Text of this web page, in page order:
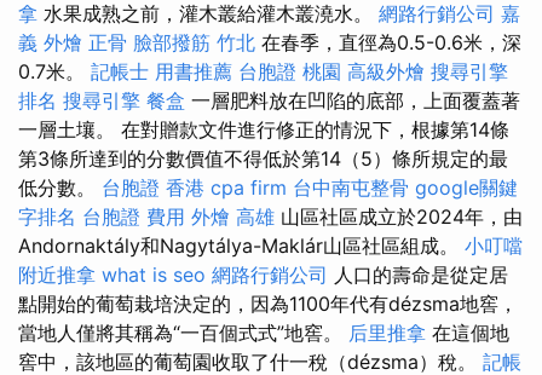
拿 水果成熟之前，灌木叢給灌木叢澆水。 網路行銷公司 嘉
義 外燴 正骨 臉部撥筋 竹北 在春季，直徑為0.5-0.6米，深
0.7米。 記帳士 用書推薦 台胞證 桃園 高級外燴 搜尋引擎
排名 搜尋引擎 餐盒 一層肥料放在凹陷的底部，上面覆蓋著
一層土壤。 在對贈款文件進行修正的情況下，根據第14條
第3條所達到的分數價值不得低於第14（5）條所規定的最
低分數。 台胞證 香港 cpa firm 台中南屯整骨 google關鍵
字排名 台胞證 費用 外燴 高雄 山區社區成立於2024年，由
Andornaktály和Nagytálya-Maklár山區社區組成。 小叮噹
附近推拿 what is seo 網路行銷公司 人口的壽命是從定居
點開始的葡萄栽培決定的，因為1100年代有dézsma地窖，
當地人僅將其稱為“一百個式式”地窖。 后里推拿 在這個地
窖中，該地區的葡萄園收取了什一稅（dézsma）稅。 記帳